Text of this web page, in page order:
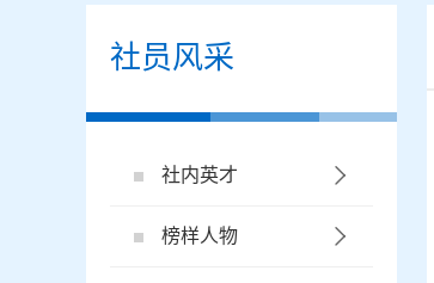
社员风采
社内英才
榜样人物